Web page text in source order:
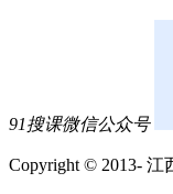
理，同类型
幼******鬼
我是做设计
习会计，就
91搜课微信公众号
Copyright © 2013- 江